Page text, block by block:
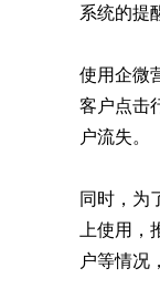
系统的提
使用企微
客户点击
户流失。
同时，为
上使用，
户等情况